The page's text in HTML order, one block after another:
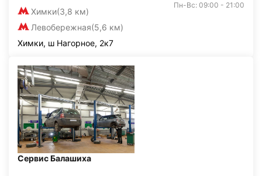
Химки(3,8 км)
Левобережная(5,6 км)
Пн-Вс: 09:00 - 21:00
Химки, ш Нагорное, 2к7
Сервис Балашиха